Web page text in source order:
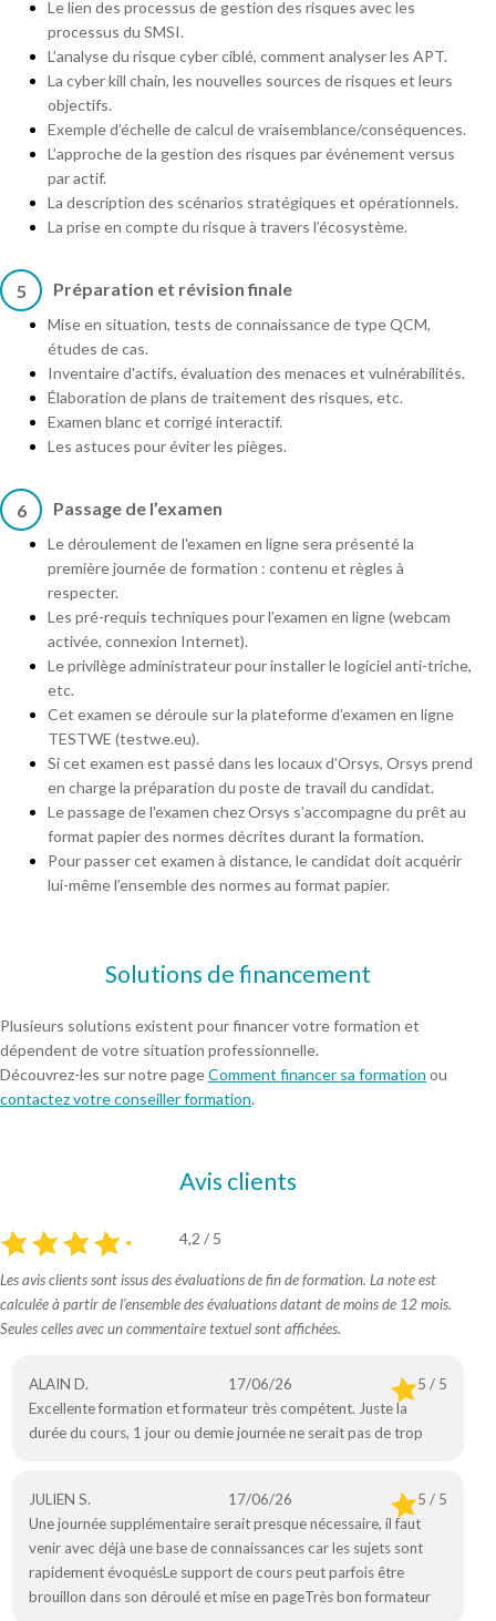
Le lien des processus de gestion des risques avec les
processus du SMSI.
L’analyse du risque cyber ciblé, comment analyser les APT.
La cyber kill chain, les nouvelles sources de risques et leurs
objectifs.
Exemple d’échelle de calcul de vraisemblance/conséquences.
L’approche de la gestion des risques par événement versus
par actif.
La description des scénarios stratégiques et opérationnels.
La prise en compte du risque à travers l’écosystème.
5 Préparation et révision finale
Mise en situation, tests de connaissance de type QCM,
études de cas.
Inventaire d'actifs, évaluation des menaces et vulnérabilités.
Élaboration de plans de traitement des risques, etc.
Examen blanc et corrigé interactif.
Les astuces pour éviter les pièges.
6 Passage de l’examen
Le déroulement de l'examen en ligne sera présenté la
première journée de formation : contenu et règles à
respecter.
Les pré-requis techniques pour l’examen en ligne (webcam
activée, connexion Internet).
Le privilège administrateur pour installer le logiciel anti-triche,
etc.
Cet examen se déroule sur la plateforme d’examen en ligne
TESTWE (testwe.eu).
Si cet examen est passé dans les locaux d’Orsys, Orsys prend
en charge la préparation du poste de travail du candidat.
Le passage de l'examen chez Orsys s’accompagne du prêt au
format papier des normes décrites durant la formation.
Pour passer cet examen à distance, le candidat doit acquérir
lui-même l’ensemble des normes au format papier.
Solutions de financement
Plusieurs solutions existent pour financer votre formation et
dépendent de votre situation professionnelle.
Découvrez-les sur notre pageComment financer sa formation ou
contactez votre conseiller formation.
Avis clients
4,2 / 5
Les avis clients sont issus des évaluations de fin de formation. La note est
calculée à partir de l’ensemble des évaluations datant de moins de 12 mois.
Seules celles avec un commentaire textuel sont affichées.
ALAIN D. 17/06/26
5 / 5
Excellente formation et formateur très compétent. Juste la
durée du cours, 1 jour ou demie journée ne serait pas de trop
JULIEN S. 17/06/26
5 / 5
Une journée supplémentaire serait presque nécessaire, il faut
venir avec déjà une base de connaissances car les sujets sont
rapidement évoquésLe support de cours peut parfois être
brouillon dans son déroulé et mise en pageTrès bon formateur